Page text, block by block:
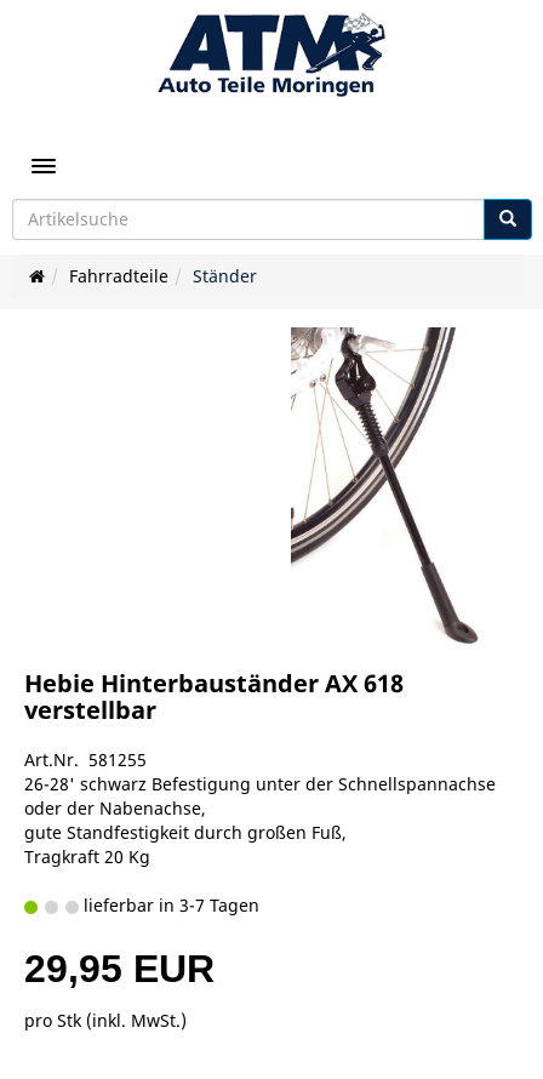
Toggle navigation
Fahrradteile Ständer
Hebie Hinterbauständer AX 618
verstellbar
Art.Nr. 581255
26-28' schwarz Befestigung unter der Schnellspannachse
oder der Nabenachse,
gute Standfestigkeit durch großen Fuß,
Tragkraft 20 Kg
lieferbar in 3-7 Tagen
29,95 EUR
pro Stk (inkl. MwSt.)